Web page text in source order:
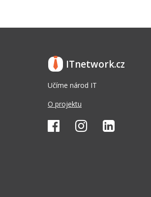
ITnetwork.cz
Učíme národ IT
O projektu